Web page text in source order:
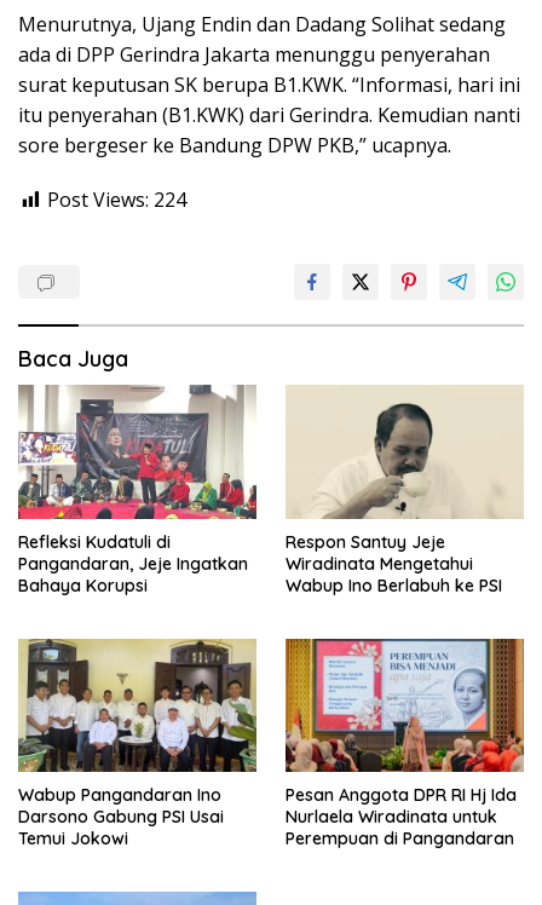
Menurutnya, Ujang Endin dan Dadang Solihat sedang
ada di DPP Gerindra Jakarta menunggu penyerahan
surat keputusan SK berupa B1.KWK. “Informasi, hari ini
itu penyerahan (B1.KWK) dari Gerindra. Kemudian nanti
sore bergeser ke Bandung DPW PKB,” ucapnya.
Post Views: 224
Baca Juga
Refleksi Kudatuli di
Pangandaran, Jeje Ingatkan
Bahaya Korupsi
Respon Santuy Jeje
Wiradinata Mengetahui
Wabup Ino Berlabuh ke PSI
Wabup Pangandaran Ino
Darsono Gabung PSI Usai
Temui Jokowi
Pesan Anggota DPR RI Hj Ida
Nurlaela Wiradinata untuk
Perempuan di Pangandaran